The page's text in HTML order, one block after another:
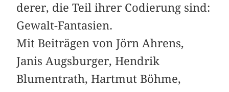
derer, die Teil ihrer Codierung sind:
Gewalt-Fantasien.
Mit Beiträgen von Jörn Ahrens,
Janis Augsburger, Hendrik
Blumentrath, Hartmut Böhme,